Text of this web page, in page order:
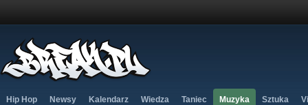
Hip Hop Newsy Kalendarz Wiedza Taniec Muzyka Sztuka